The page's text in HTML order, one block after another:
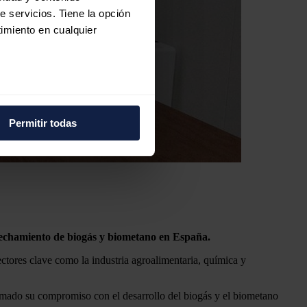
servicios. Tiene la opción
en cualquier
Permitir todas
de biogás y biometano en España.
clave como la industria agroalimentaria, química y
su compromiso con el desarrollo del biogás y el biometano